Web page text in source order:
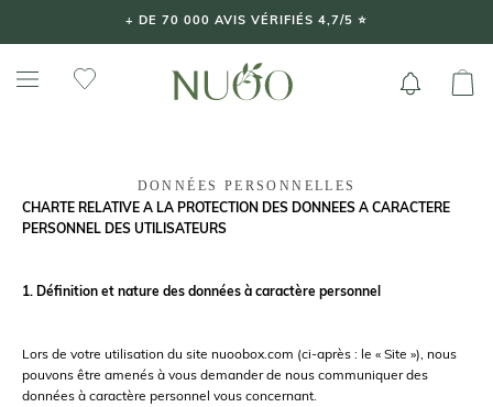
+ DE 70 000 AVIS VÉRIFIÉS 4,7/5 ⭐️
DONNÉES PERSONNELLES
CHARTE RELATIVE A LA PROTECTION DES DONNEES A CARACTERE
PERSONNEL DES UTILISATEURS
1. Définition et nature des données à caractère personnel
Lors de votre utilisation du site nuoobox.com (ci-après : le « Site »), nous
pouvons être amenés à vous demander de nous communiquer des
données à caractère personnel vous concernant.